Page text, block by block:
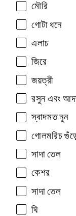
মৌরি
গোটা ধনে
এলাচ
জিরে
জয়ত্রী
রসুনএবং
স্বাদমতনুন
গোলমরিচ
সাদা তেল
কেশর
সাদা তেল
ঘি